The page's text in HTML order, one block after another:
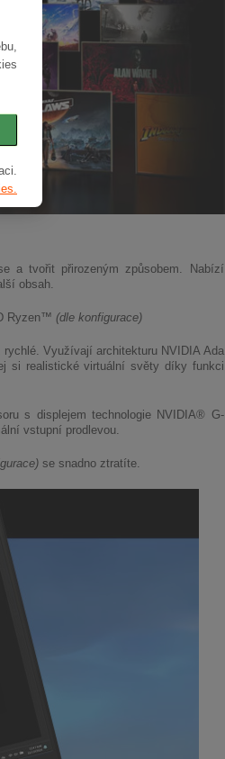
a tvořit přirozeným způsobem. Nabízí
obsah.
Ryzen™ (dle konfigurace)
Využívají architekturu NVIDIA Ada
si realistické virtuální světy díky funkci
s displejem technologie NVIDIA® G-
vstupní prodlevou.
se snadno ztratíte.